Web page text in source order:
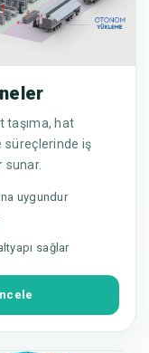
taşıma, hat
iş
uygundur
sağlar